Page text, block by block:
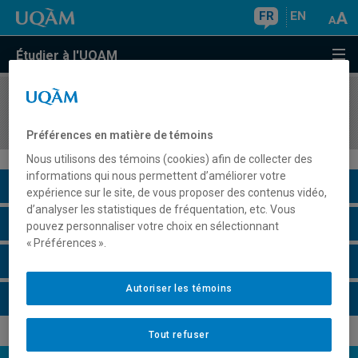
FR EN
Étudier à l'UQAM
COURS//
Description du cours
Horaire - Été 2026
Préférences en matière de témoins
Nous utilisons des témoins (cookies) afin de collecter des
informations qui nous permettent d’améliorer votre
expérience sur le site, de vous proposer des contenus vidéo,
d’analyser les statistiques de fréquentation, etc. Vous
pouvez personnaliser votre choix en sélectionnant
« Préférences ».
Tout refuser
Autoriser les témoins